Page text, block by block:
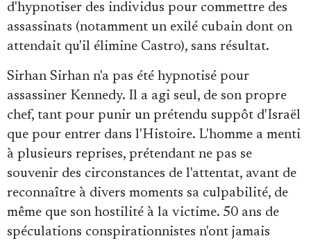
d'hypnotiser des individus pour commettre des
assassinats (notamment un exilé cubain dont on
attendait qu'il élimine Castro), sans résultat.
Sirhan Sirhan n'a pas été hypnotisé pour
assassiner Kennedy. Il a agi seul, de son propre
chef, tant pour punir un prétendu suppôt d'Israël
que pour entrer dans l'Histoire. L'homme a menti
à plusieurs reprises, prétendant ne pas se
souvenir des circonstances de l'attentat, avant de
reconnaître à divers moments sa culpabilité, de
même que son hostilité à la victime. 50 ans de
spéculations conspirationnistes n'ont jamais